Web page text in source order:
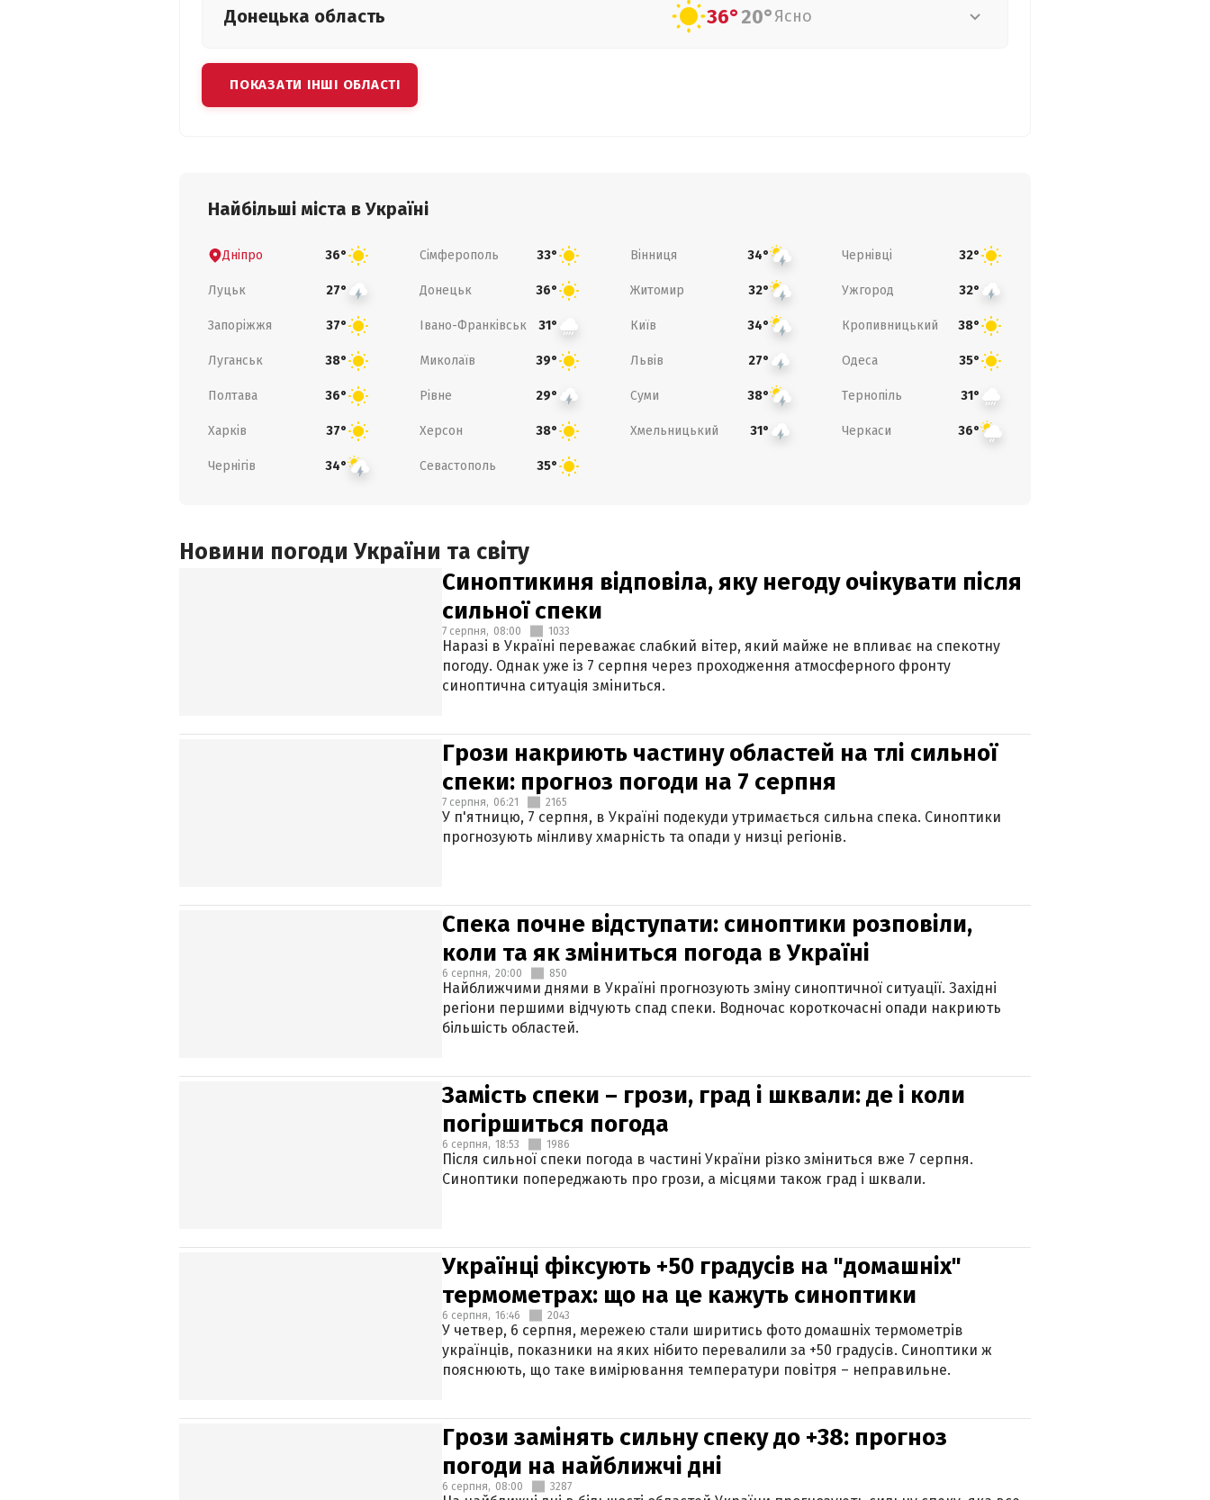
Донецька область 36°20°Ясно
ПОКАЗАТИ ІНШІ ОБЛАСТІ
Найбільші міста в Україні
Дніпро 36° Сімферополь 33° Вінниця 34° Чернівці 32°
Луцьк 27° Донецьк 36° Житомир 32° Ужгород 32°
Запоріжжя 37° Івано-Франківськ 31° Київ 34° Кропивницький 38°
Луганськ 38° Миколаїв 39° Львів 27° Одеса 35°
Полтава 36° Рівне 29° Суми 38° Тернопіль 31°
Харків 37° Херсон 38° Хмельницький 31° Черкаси 36°
Чернігів 34° Севастополь 35°
Новини погоди України та світу
Синоптикиня відповіла, яку негоду очікувати після
сильної спеки
7 серпня, 08:00 1033
Наразі в Україні переважає слабкий вітер, який майже не впливає на спекотну
погоду. Однак уже із 7 серпня через проходження атмосферного фронту
синоптична ситуація зміниться.
Грози накриють частину областей на тлі сильної
спеки: прогноз погоди на 7 серпня
7 серпня, 06:21 2165
У п'ятницю, 7 серпня, в Україні подекуди утримається сильна спека. Синоптики
прогнозують мінливу хмарність та опади у низці регіонів.
Спека почне відступати: синоптики розповіли,
коли та як зміниться погода в Україні
6 серпня, 20:00 850
Найближчими днями в Україні прогнозують зміну синоптичної ситуації. Західні
регіони першими відчують спад спеки. Водночас короткочасні опади накриють
більшість областей.
Замість спеки – грози, град і шквали: де і коли
погіршиться погода
6 серпня, 18:53 1986
Після сильної спеки погода в частині України різко зміниться вже 7 серпня.
Синоптики попереджають про грози, а місцями також град і шквали.
Українці фіксують +50 градусів на "домашніх"
термометрах: що на це кажуть синоптики
6 серпня, 16:46 2043
У четвер, 6 серпня, мережею стали ширитись фото домашніх термометрів
українців, показники на яких нібито перевалили за +50 градусів. Синоптики ж
пояснюють, що таке вимірювання температури повітря – неправильне.
Грози замінять сильну спеку до +38: прогноз
погоди на найближчі дні
6 серпня, 08:00 3287